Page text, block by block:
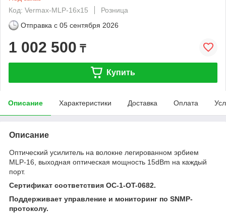
Код: Vermax-MLP-16x15
Розница
Отправка с 05 сентября 2026
1 002 500 ₸
Купить
Описание Характеристики Доставка Оплата
Описание
Оптический усилитель на волокне легированном эрбием
MLP-16, выходная оптическая мощность 15dBm на каждый
порт.
Сертификат соответствия OC-1-OT-0682.
Поддерживает управление и мониторинг по SNMP-
протоколу.